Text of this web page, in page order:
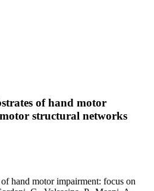
of hand motor
structural networks
hand motor impairment: focus on